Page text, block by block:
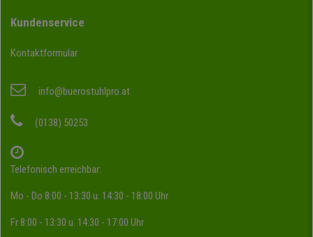
Kundenservice
Kontaktformular
info@buerostuhlpro.at
(0138) 50253
Telefonisch erreichbar:
Mo - Do 8:00 - 13:30 u. 14:30 - 18:00 Uhr
Fr 8:00 - 13:30 u. 14:30 - 17:00 Uhr